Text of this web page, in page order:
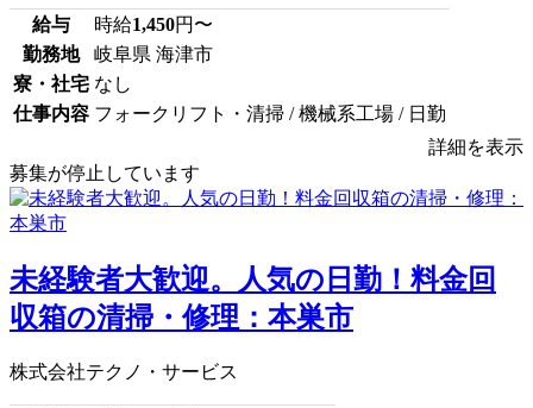
給与 時給1,450円〜
勤務地
岐阜県 海津市
寮・社宅 なし
仕事内容 フォークリフト・清掃 / 機械系工場 / 日勤
詳細を表示
募集が停止しています
未経験者大歓迎。人気の日勤！料金回
収箱の清掃・修理：本巣市
株式会社テクノ・サービス